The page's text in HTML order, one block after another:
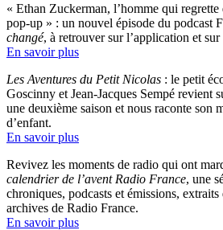
« Ethan Zuckerman, l’homme qui
pop-up » : un nouvel épisode du podcast
changé, à retrouver sur l’application et
En savoir plus
Les Aventures du Petit Nicolas : le petit
Goscinny et Jean-Jacques Sempé revient
une deuxième saison et nous raconte son
d’enfant.
En savoir plus
Revivez les moments de radio qui ont
calendrier de l’avent Radio France, une
chroniques, podcasts et émissions, extraits
archives de Radio France.
En savoir plus